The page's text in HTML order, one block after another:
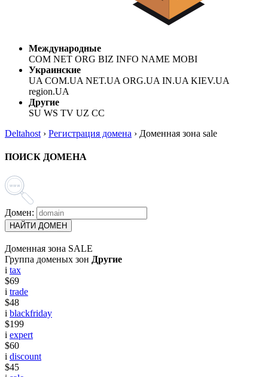
Международные
COM NET ORG BIZ INFO NAME MOBI
Украинские
UA COM.UA NET.UA ORG.UA IN.UA KIEV.UA
region.UA
Другие
SU WS TV UZ CC
Deltahost › Регистрация домена › Доменная зона sale
ПОИСК ДОМЕНА
Домен:
НАЙТИ ДОМЕН
Доменная зона SALE
Группа доменых зон Другие
i tax
$69
i trade
$48
i blackfriday
$199
i expert
$60
i discount
$45